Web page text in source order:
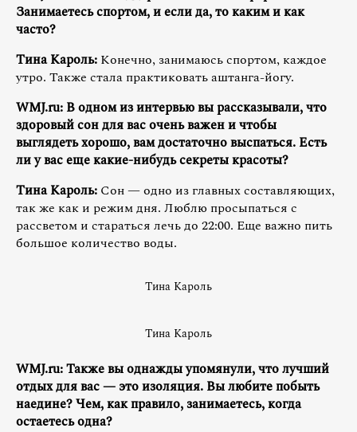
Занимаетесь спортом, и если да, то каким и как
часто?
Тина Кароль: Конечно, занимаюсь спортом, каждое
утро. Также стала практиковать аштанга-йогу.
WMJ.ru: В одном из интервью вы рассказывали, что
здоровый сон для вас очень важен и чтобы
выглядеть хорошо, вам достаточно выспаться. Есть
ли у вас еще какие-нибудь секреты красоты?
Тина Кароль: Сон — одно из главных составляющих,
так же как и режим дня. Люблю просыпаться с
рассветом и стараться лечь до 22:00. Еще важно пить
большое количество воды.
Тина Кароль
Тина Кароль
WMJ.ru: Также вы однажды упомянули, что лучший
отдых для вас — это изоляция. Вы любите побыть
наедине? Чем, как правило, занимаетесь, когда
остаетесь одна?